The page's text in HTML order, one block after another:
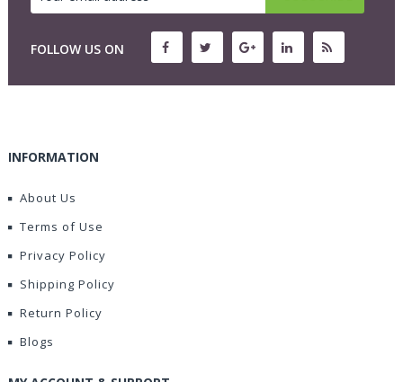
FOLLOW US ON
INFORMATION
About Us
Terms of Use
Privacy Policy
Shipping Policy
Return Policy
Blogs